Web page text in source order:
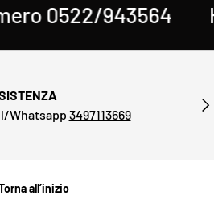
0522/943564
Whatsapp 3497113669
all’inizio